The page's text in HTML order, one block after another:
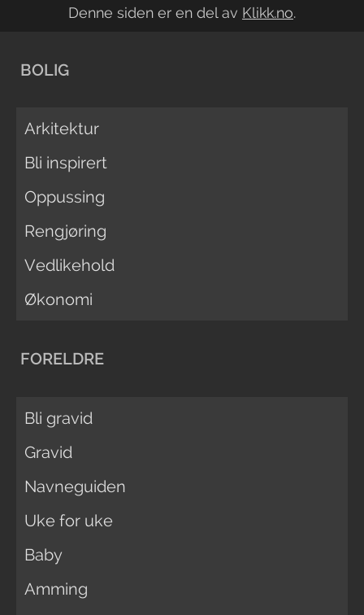
Denne siden er en del av Klikk.no.
BOLIG
Arkitektur
Bli inspirert
Oppussing
Rengjøring
Vedlikehold
Økonomi
FORELDRE
Bli gravid
Gravid
Navneguiden
Uke for uke
Baby
Amming